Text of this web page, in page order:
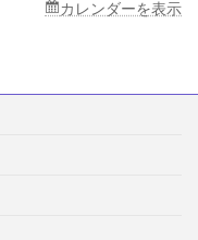
カレンダーを表示